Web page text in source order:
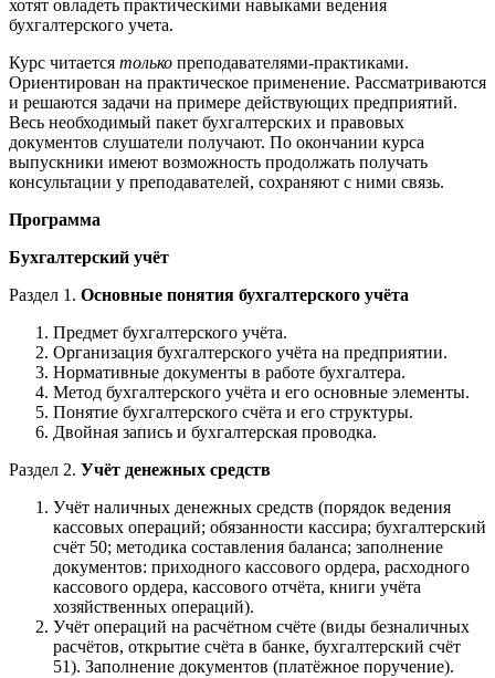
хотят овладеть практическими навыками ведения
бухгалтерского учета.
Курс читается только преподавателями-практиками.
Ориентирован на практическое применение. Рассматриваются
и решаются задачи на примере действующих предприятий.
Весь необходимый пакет бухгалтерских и правовых
документов слушатели получают. По окончании курса
выпускники имеют возможность продолжать получать
консультации у преподавателей, сохраняют с ними связь.
Программа
Бухгалтерский учёт
Раздел 1. Основные понятия бухгалтерского учёта
Предмет бухгалтерского учёта.
Организация бухгалтерского учёта на предприятии.
Нормативные документы в работе бухгалтера.
Метод бухгалтерского учёта и его основные элементы.
Понятие бухгалтерского счёта и его структуры.
Двойная запись и бухгалтерская проводка.
Раздел 2. Учёт денежных средств
Учёт наличных денежных средств (порядок ведения
кассовых операций; обязанности кассира; бухгалтерский
счёт 50; методика составления баланса; заполнение
документов: приходного кассового ордера, расходного
кассового ордера, кассового отчёта, книги учёта
хозяйственных операций).
Учёт операций на расчётном счёте (виды безналичных
расчётов, открытие счёта в банке, бухгалтерский счёт
51). Заполнение документов (платёжное поручение).